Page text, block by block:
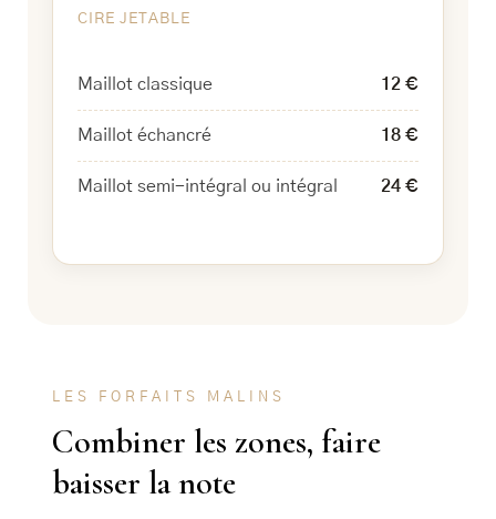
CIRE JETABLE
Maillot classique 12 €
Maillot échancré 18 €
Maillot semi-intégral ou intégral 24 €
LES FORFAITS MALINS
Combiner les zones, faire
baisser la note